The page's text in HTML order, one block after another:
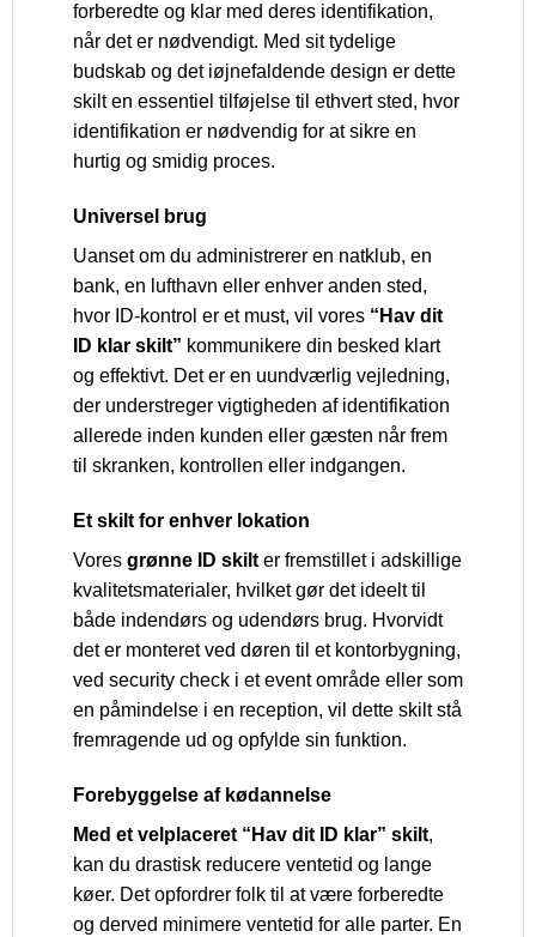
forberedte og klar med deres identifikation,
når det er nødvendigt. Med sit tydelige
budskab og det iøjnefaldende design er dette
skilt en essentiel tilføjelse til ethvert sted, hvor
identifikation er nødvendig for at sikre en
hurtig og smidig proces.
Universel brug
Uanset om du administrerer en natklub, en
bank, en lufthavn eller enhver anden sted,
hvor ID-kontrol er et must, vil vores “Hav dit
ID klar skilt” kommunikere din besked klart
og effektivt. Det er en uundværlig vejledning,
der understreger vigtigheden af identifikation
allerede inden kunden eller gæsten når frem
til skranken, kontrollen eller indgangen.
Et skilt for enhver lokation
Vores grønne ID skilt er fremstillet i adskillige
kvalitetsmaterialer, hvilket gør det ideelt til
både indendørs og udendørs brug. Hvorvidt
det er monteret ved døren til et kontorbygning,
ved security check i et event område eller som
en påmindelse i en reception, vil dette skilt stå
fremragende ud og opfylde sin funktion.
Forebyggelse af kødannelse
Med et velplaceret “Hav dit ID klar” skilt,
kan du drastisk reducere ventetid og lange
køer. Det opfordrer folk til at være forberedte
og derved minimere ventetid for alle parter. En